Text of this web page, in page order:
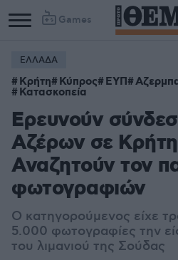
Games
ΕΛΛΑΔΑ
Κρήτη Κύπρος ΕΥΠ
Κατασκοπεία
Ερευνούν
Αζέρων σε
Αναζητούν τον
φωτογραφιών
Ο κατηγορούμενος είχε
5.000 φωτογραφίες την
του λιμανιού της Σούδας